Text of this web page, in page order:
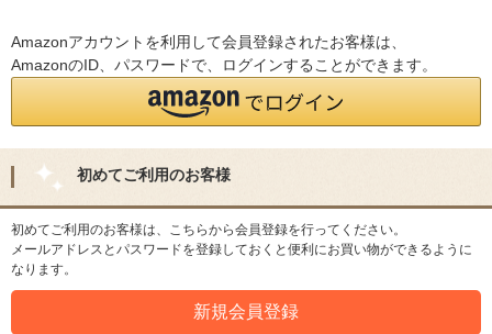
Amazonアカウントを利用して会員登録されたお客様は、
AmazonのID、パスワードで、ログインすることができます。
初めてご利用のお客様
初めてご利用のお客様は、こちらから会員登録を行ってください。
メールアドレスとパスワードを登録しておくと便利にお買い物ができるように
なります。